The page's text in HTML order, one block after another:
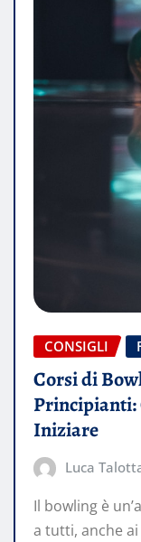
CONSIGLI
Corsi di
Principianti:
Iniziare
Luca
Il bowling è
a tutti, anche